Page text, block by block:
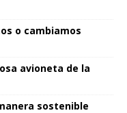
o cambiamos
avioneta de la
sostenible